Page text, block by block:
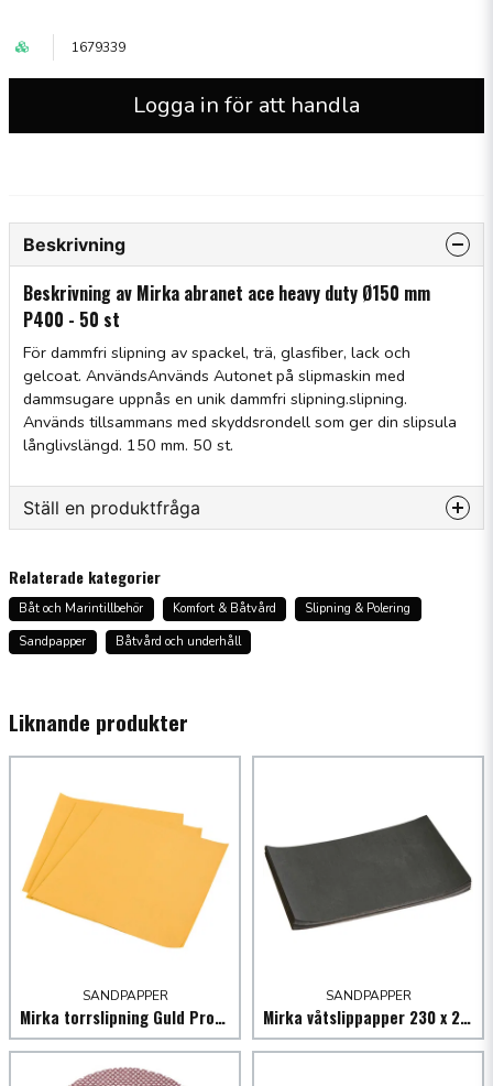
1679339
Logga in för att handla
Liknande produkter
SANDPAPPER
Mirka torrslipning Guld Proflex 230 x 280 mm P80 25-pack
SANDPAPPER
Mirka våtslippapper 230 x 280 mm
Beskrivning
Beskrivning av Mirka abranet ace heavy duty Ø150 mm
P400 - 50 st
För dammfri slipning av spackel, trä, glasfiber, lack och
gelcoat. AnvändsAnvänds Autonet på slipmaskin med
dammsugare uppnås en unik dammfri slipning.slipning.
Används tillsammans med skyddsrondell som ger din slipsula
långlivslängd. 150 mm. 50 st.
Ställ en produktfråga
Fråga oss något om denna produkten...
email
Ja, ni får publicera min fråga
Relaterade kategorier
Båt och Marintillbehör Komfort & Båtvård
Slipning & Polering
Sandpapper
Båtvård och underhåll